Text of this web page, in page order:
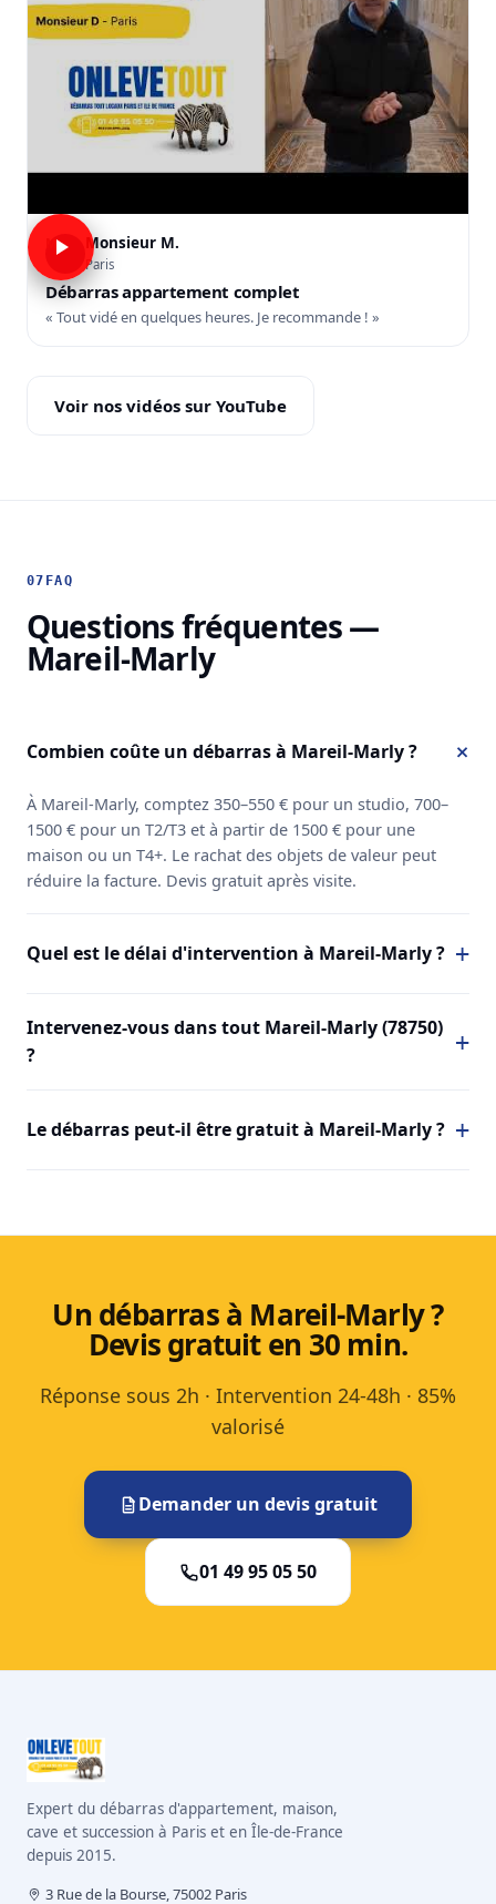
M Monsieur M.
Paris
Débarras appartement complet
« Tout vidé en quelques heures. Je recommande ! »
Voir nos vidéos sur YouTube
07 FAQ
Questions fréquentes —
Mareil-Marly
Combien coûte un débarras à Mareil-Marly ?
À Mareil-Marly, comptez 350–550 € pour un studio, 700–
1500 € pour un T2/T3 et à partir de 1500 € pour une
maison ou un T4+. Le rachat des objets de valeur peut
réduire la facture. Devis gratuit après visite.
Quel est le délai d'intervention à Mareil-Marly ?
Intervenez-vous dans tout Mareil-Marly (78750)
?
Le débarras peut-il être gratuit à Mareil-Marly ?
Un débarras à Mareil-Marly ?
Devis gratuit en 30 min.
Réponse sous 2h · Intervention 24-48h · 85%
valorisé
Demander un devis gratuit
01 49 95 05 50
Expert du débarras d'appartement, maison,
cave et succession à Paris et en Île-de-France
depuis 2015.
3 Rue de la Bourse, 75002 Paris